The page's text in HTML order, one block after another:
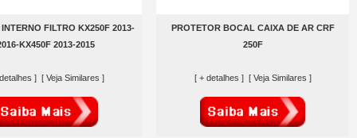
FILTRO KX250F 2013-
KX450F 2013-2015
] [ Veja Similares ]
PROTETOR BOCAL CAIXA DE AR CRF
250F
[ + detalhes ] [ Veja Similares ]